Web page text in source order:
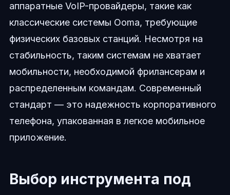
аппаратные VoIP-провайдеры, такие как
классические системы Ooma, требующие
физических базовых станций. Несмотря на
стабильность, таким системам не хватает
мобильности, необходимой фрилансерам и
распределенным командам. Современный
стандарт — это надежность корпоративного
телефона, упакованная в легкое мобильное
приложение.
Выбор инструмента под